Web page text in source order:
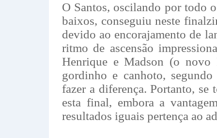
O Santos, oscilando por todo
baixos, conseguiu neste
devido ao encorajamento de
ritmo de ascensão
Henrique e Madson (o novo
gordinho e canhoto,
fazer a diferença. Portanto, se
esta final, embora a
resultados iguais pertença ao